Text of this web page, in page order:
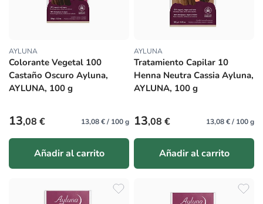
Proveedor:
AYLUNA
Colorante Vegetal 100
Castaño Oscuro Ayluna,
AYLUNA, 100 g
Precio habitual
13,08 € 13,08 € / 100 g
Añadir al carrito
Proveedor:
AYLUNA
Tratamiento Capilar 10
Henna Neutra Cassia Ayluna,
AYLUNA, 100 g
Precio habitual
13,08 € 13,08 € / 100 g
Añadir al carrito